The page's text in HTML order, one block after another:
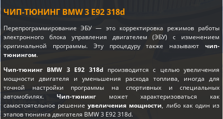
ЧИП-ТЮНИНГ BMW 3 E92 318d
Перепрограммирование ЭБУ — это корректировка режимов работы
электронного блока управления двигателем (ЭБУ) с изменением
оригинальной программы. Эту процедуру также называют чип-
тюнингом.
Чип-тюнинг BMW 3 E92 318d производится с целью увеличения
мощности двигателя и уменьшения расхода топлива, иногда для
точной настройки программы на спортивных и специальных
автомобилях. Чип-тюнингможет характеризоваться как
самостоятельное решениеувеличения мощности, либо как один из
этаповтюнинга двигателя BMW 3 E92 318d.